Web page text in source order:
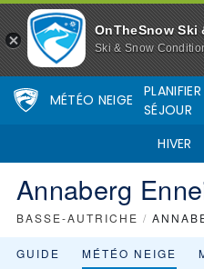
OnTheSnow Ski
Ski & Snow
MÉTÉO NEIGE
SÉJOUR
HIVER
Annaberg
BASSE-AUTRICHE /
GUIDE MÉTÉO NEIGE